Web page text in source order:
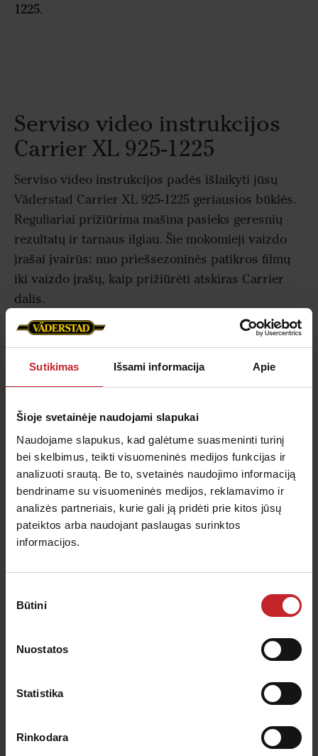
Sutikimas Išsami informacija Apie
Šioje svetainėje naudojami slapukai
Naudojame slapukus, kad galėtume suasmeninti turinį
bei skelbimus, teikti visuomeninės medijos funkcijas ir
analizuoti srautą. Be to, svetainės naudojimo informaciją
bendriname su visuomeninės medijos, reklamavimo ir
analizės partneriais, kurie gali ją pridėti prie kitos jūsų
pateiktos arba naudojant paslaugas surinktos
informacijos.
pasirinkimas
Būtini
Nuostatos
Statistika
Rinkodara
1225.
Serviso video instrukcijos
Carrier XL 925-1225
Serviso video instrukcijos padės išlaikyti jūsų
Väderstad Carrier XL 925-1225 geriausios būklės.
Reguliariai prižiūrima mašina pasieks geresnių
rezultatų ir tarnaus ilgiau. Šie mokomieji vaizdo
įrašai įvairūs: nuo priešsezoninės patikros filmų
iki vaizdo įrašų, kaip prižiūrėti atskiras Carrier
dalis.
Taip pat rekomenduojame rezervuoti laiką savo
Carrier XL 925-1225 techninei priežiūrai ir patikrai
kiekvieno sezono pabaigoje.Daugiau apie servisą
skaitykite čia.
Priešsezoninė patikra - Carrier XL
925-1225
Sužinokite, kaip teisingai patikrinti savo Carrier
prieš sezono pradžią.